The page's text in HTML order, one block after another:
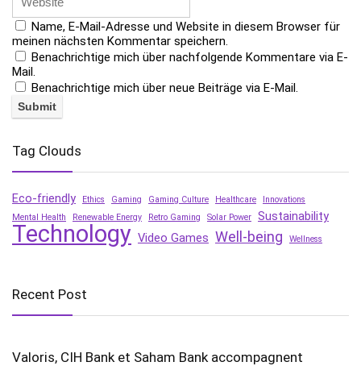
Name, E-Mail-Adresse und Website in diesem Browser für
meinen nächsten Kommentar speichern.
Benachrichtige mich über nachfolgende Kommentare via E-
Mail.
Benachrichtige mich über neue Beiträge via E-Mail.
Tag Clouds
Eco-friendly Ethics Gaming Gaming Culture Healthcare
Innovations
Mental Health
Renewable Energy Retro Gaming Solar Power Sustainability
Technology Video Games Well-being Wellness
Recent Post
Valoris, CIH Bank et Saham Bank accompagnent